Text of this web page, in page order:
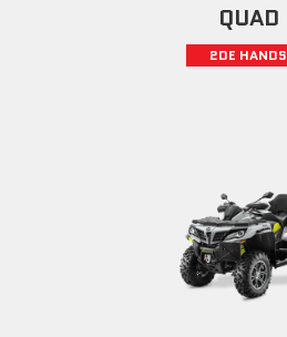
QUAD
2DE HANDS